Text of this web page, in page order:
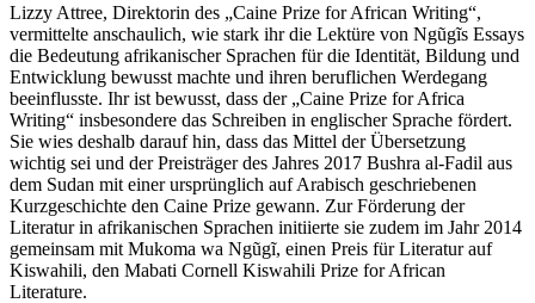
Lizzy Attree, Direktorin des „Caine Prize for African Writing“,
vermittelte anschaulich, wie stark ihr die Lektüre von Ngũgĩs Essays
die Bedeutung afrikanischer Sprachen für die Identität, Bildung und
Entwicklung bewusst machte und ihren beruflichen Werdegang
beeinflusste. Ihr ist bewusst, dass der „Caine Prize for Africa
Writing“ insbesondere das Schreiben in englischer Sprache fördert.
Sie wies deshalb darauf hin, dass das Mittel der Übersetzung
wichtig sei und der Preisträger des Jahres 2017 Bushra al-Fadil aus
dem Sudan mit einer ursprünglich auf Arabisch geschriebenen
Kurzgeschichte den Caine Prize gewann. Zur Förderung der
Literatur in afrikanischen Sprachen initiierte sie zudem im Jahr 2014
gemeinsam mit Mukoma wa Ngũgĩ, einen Preis für Literatur auf
Kiswahili, den Mabati Cornell Kiswahili Prize for African
Literature.